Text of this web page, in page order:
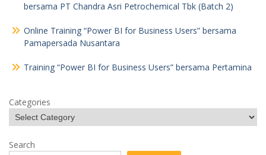
bersama PT Chandra Asri Petrochemical Tbk (Batch 2)
Online Training “Power BI for Business Users” bersama
Pamapersada Nusantara
Training “Power BI for Business Users” bersama Pertamina
Categories
Search